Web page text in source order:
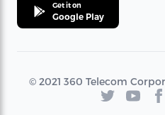
Get it on
Google Play
© 2021 360 Telecom